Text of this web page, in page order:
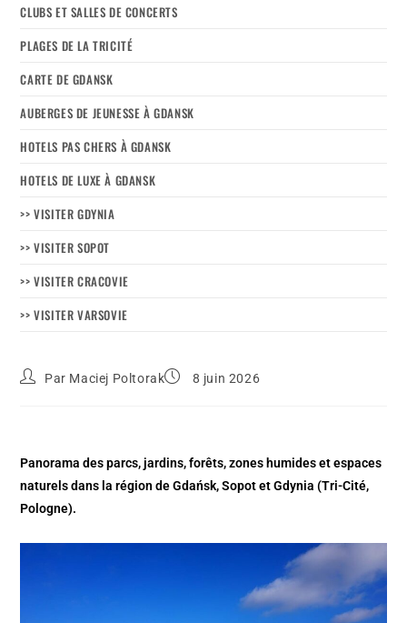
CLUBS ET SALLES DE CONCERTS
PLAGES DE LA TRICITÉ
CARTE DE GDANSK
AUBERGES DE JEUNESSE À GDANSK
HOTELS PAS CHERS À GDANSK
HOTELS DE LUXE À GDANSK
>> VISITER GDYNIA
>> VISITER SOPOT
>> VISITER CRACOVIE
>> VISITER VARSOVIE
Par Maciej Poltorak 8 juin 2026
Panorama des parcs, jardins, forêts, zones humides et espaces
naturels dans la région de Gdańsk, Sopot et Gdynia (Tri-Cité,
Pologne).